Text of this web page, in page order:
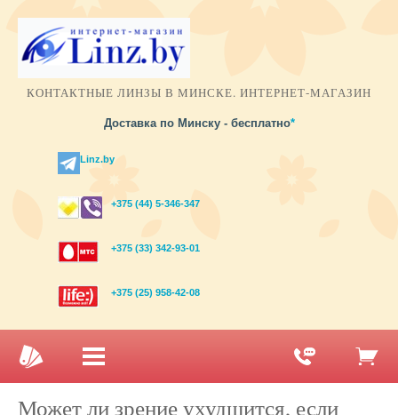
КОНТАКТНЫЕ ЛИНЗЫ В МИНСКЕ. ИНТЕРНЕТ-МАГАЗИН
Доставка по Минску - бесплатно*
Linz.by
+375 (44) 5-346-347
+375 (33) 342-93-01
+375 (25) 958-42-08
Может ли зрение ухудшится, если